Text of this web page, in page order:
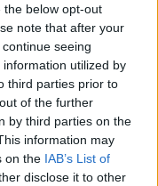
the below opt-out
note that after your
seeing
utilized by
third parties prior to
of the further
by third parties on the
information may
on the IAB’s List of
disclose it to other
οι
του